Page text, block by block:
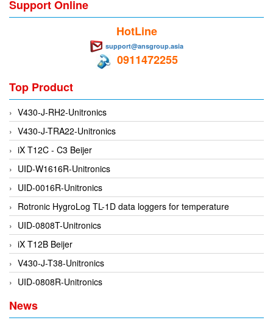
EMC PARTNER
Emotron
ENCEL Vietnam
Endress+Hauser
Enensys Vietnam
Enerdoor
Enerpac
ENERSYS
Enolgas
Envada
Environmental Compliance Products
EPC
Epro/Emerson
Support Online
HotLine
support@ansgroup.asia
0911472255
Top Product
V430-J-RH2-Unitronics
V430-J-TRA22-Unitronics
iX T12C - C3 Beijer
UID-W1616R-Unitronics
UID-0016R-Unitronics
Rotronic HygroLog TL-1D data loggers for temperature
UID-0808T-Unitronics
iX T12B Beijer
V430-J-T38-Unitronics
UID-0808R-Unitronics
News